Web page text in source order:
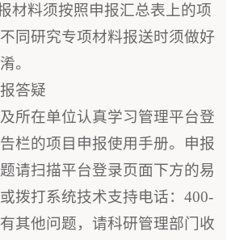
材料须按照申报汇总表上的项
同研究专项材料报送时须做好
。
答疑
所在单位认真学习管理平台登
栏的项目申报使用手册。申报
请扫描平台登录页面下方的易
拨打系统技术支持电话：400-
其他问题，请科研管理部门收